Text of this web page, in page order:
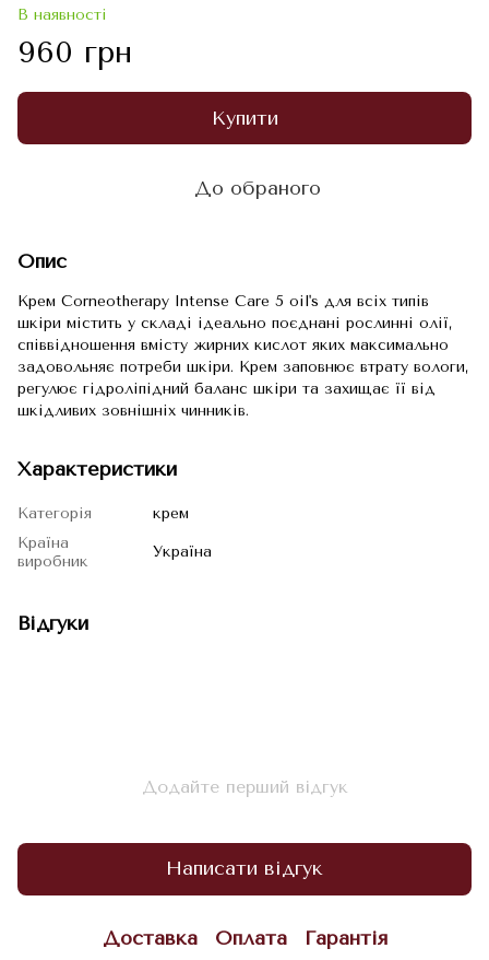
В наявності
960 грн
Купити
До обраного
Опис
Крем Corneotherapy Intense Сare 5 oil's для всіх типів
шкіри містить у складі ідеально поєднані рослинні олії,
співвідношення вмісту жирних кислот яких максимально
задовольняє потреби шкіри. Крем заповнює втрату вологи,
регулює гідроліпідний баланс шкіри та захищає її від
шкідливих зовнішніх чинників.
Характеристики
Категорія
крем
Країна
виробник
Україна
Відгуки
Додайте перший відгук
Написати відгук
Доставка Оплата Гарантія